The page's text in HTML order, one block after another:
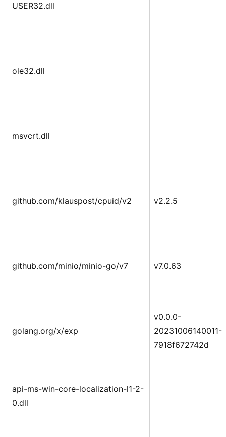
USER32.dll
ole32.dll
msvcrt.dll
github.com/klauspost/cpuid/v2 v2.2.5
github.com/minio/minio-go/v7 v7.0.63
golang.org/x/exp
v0.0.0-
20231006140011-
7918f672742d
api-ms-win-core-localization-l1-2-
0.dll